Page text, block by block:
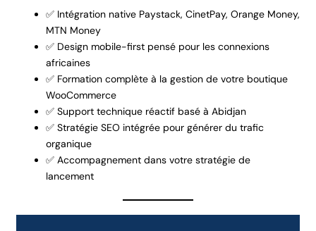
✅ Intégration native Paystack, CinetPay, Orange Money,
MTN Money
✅ Design mobile-first pensé pour les connexions
africaines
✅ Formation complète à la gestion de votre boutique
WooCommerce
✅ Support technique réactif basé à Abidjan
✅ Stratégie SEO intégrée pour générer du trafic
organique
✅ Accompagnement dans votre stratégie de
lancement